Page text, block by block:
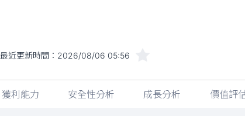
最近更新時間： 2026/08/06 05:56
獲利能力 安全性分析 成長分析 價值評